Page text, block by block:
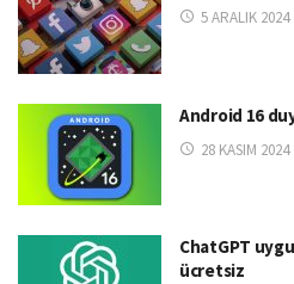
5 ARALIK 2024
Android 16
28 KASIM 2024
ChatGPT
ücretsiz